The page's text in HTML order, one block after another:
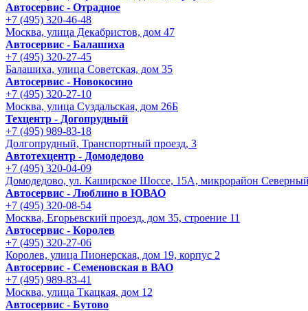
Автосервис - Отрадное
+7 (495) 320-46-48
Москва, улица Декабристов, дом 47
Автосервис - Балашиха
+7 (495) 320-27-45
Балашиха, улица Советская, дом 35
Автосервис - Новокосино
+7 (495) 320-27-10
Москва, улица Суздальская, дом 26Б
Техцентр - Догопрудный
+7 (495) 989-83-18
Долгопрудный, Транспортный проезд, 3
Автотехцентр - Домодедово
+7 (495) 320-04-09
Домодедово, ул. Каширское Шоссе, 15А, микрорайон
Автосервис - Люблино в ЮВАО
+7 (495) 320-08-54
Москва, Егорьевский проезд, дом 35, строение 11
Автосервис - Королев
+7 (495) 320-27-06
Королев, улица Пионерская, дом 19, корпус 2
Автосервис - Семеновская в ВАО
+7 (495) 989-83-41
Москва, улица Ткацкая, дом 12
Автосервис - Бутово